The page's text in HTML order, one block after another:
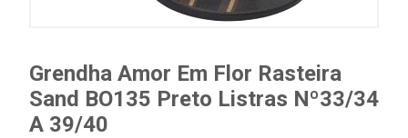
Grendha Amor Em Flor Rasteira
Sand BO135 Preto Listras Nº33/34
A 39/40